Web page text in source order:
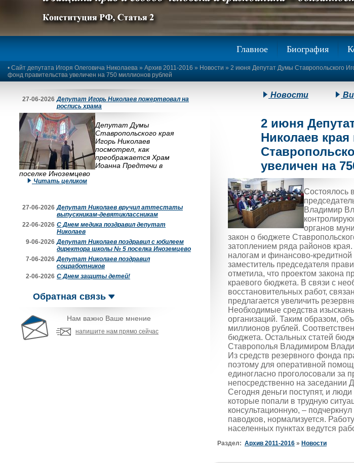
Главное Биография
• Сайт депутата Игоря Олеговича Николаева » Архив 2011-2016 » Новости » 2 июня Депутат Думы Ставропольского
фонд правительства увеличен на 750 миллионов рублей
27-06-2026 Депутат Игорь Николаев пожертвовал на
роспись храма
Депутат Думы
Ставропольского края
Игорь Николаев
посмотрел, как
преображается Храм
Иоанна Предтечи в
поселке Иноземцево
Читать целиком
27-06-2026 Депутат Николаев вручил аттестаты
выпускникам-девятиклассникам
22-06-2026 С Днем медика поздравил депутат
Николаев
9-06-2026 Депутат Николаев поздравил с юбилеем
директора школы № 5 поселка Иноземцево
7-06-2026 Депутат Николаев поздравил
соцработников
2-06-2026 С Днем защиты детей!
Обратная связь
Нам важно Ваше мнение
напишите нам прямо сейчас
Новости
2 июня
Николаев
увеличен на
Состоялось
Владимир
органов
закон о бюджете
затоплением ряда районов
налогам и финансово-
заместитель председателя
отметила, что проектом закона
краевого бюджета. В связи с
восстановительных работ,
предлагается увеличить
Необходимые средства
организаций. Таким образом,
миллионов рублей.
бюджета. Остальных статей
Ставрополья Владимиром
Из средств резервного фонда
поэтому для оперативной
единогласно проголосовали за
непосредственно на
Сегодня деньги поступят, и
которые попали в трудную
консультационную, –
паводков, нормализуется.
населенных пунктах ведутся
Раздел: Архив 2011-2016 » Новости